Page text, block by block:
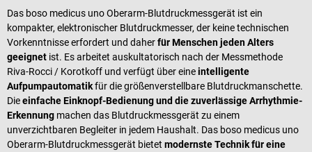
Das boso medicus uno Oberarm-Blutdruckmessgerät ist ein
kompakter, elektronischer Blutdruckmesser, der keine technischen
Vorkenntnisse erfordert und daherfür Menschen jeden Alters
geeignet ist. Es arbeitet auskultatorisch nach der Messmethode
Riva-Rocci / Korotkoff und verfügt über eineintelligente
Aufpumpautomatikfür die größenverstellbare Blutdruckmanschette.
Dieeinfache Einknopf-Bedienung und die zuverlässige Arrhythmie-
Erkennung machen das Blutdruckmessgerät zu einem
unverzichtbaren Begleiter in jedem Haushalt. Das boso medicus uno
Oberarm-Blutdruckmessgerät bietet modernste Technik für eine